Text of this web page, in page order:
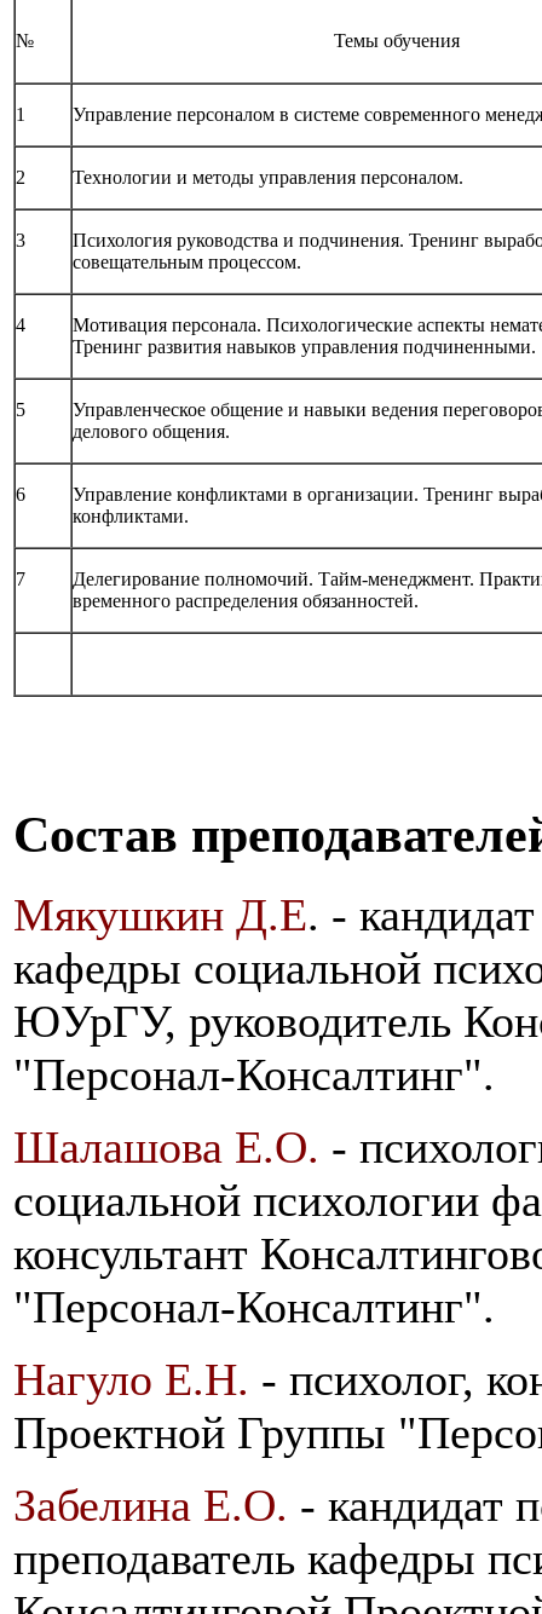
№ Темы обучения
1 Управление персоналом в системе современного
2 Технологии и методы управления персоналом.
3
Психология руководства и подчинения. Тренинг
совещательным процессом.
4
Мотивация персонала. Психологические аспекты
Тренинг развития навыков управления подчиненными.
5
Управленческое общение и навыки ведения
делового общения.
6
Управление конфликтами в организации. Тренинг
конфликтами.
7
Делегирование полномочий. Тайм-менеджмент.
временного распределения обязанностей.
Состав
Мякушкин Д.Е. -
кафедры социальной
ЮУрГУ, руководитель
"Персонал-Консалтинг".
Шалашова Е.О. -
социальной психологии
консультант
"Персонал-Консалтинг".
Нагуло Е.Н. - психолог,
Проектной Группы
Забелина Е.О. - кандидат
преподаватель кафедры